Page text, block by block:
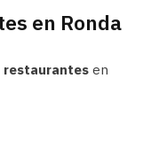
en Ronda
restaurantes en